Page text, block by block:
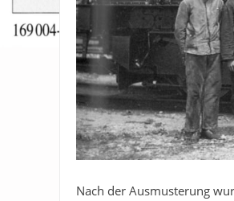
Nach der Ausmusterung